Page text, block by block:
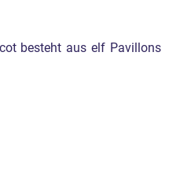
besteht aus elf Pavillons